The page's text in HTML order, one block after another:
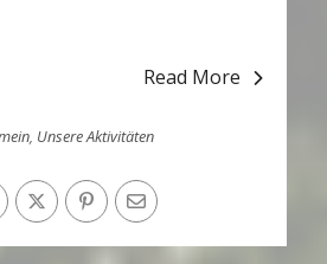
Read More
, Unsere Aktivitäten